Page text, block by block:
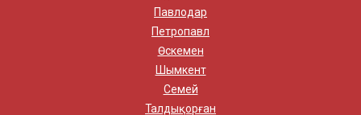
Павлодар
Петропавл
Өскемен
Шымкент
Семей
Талдықорған